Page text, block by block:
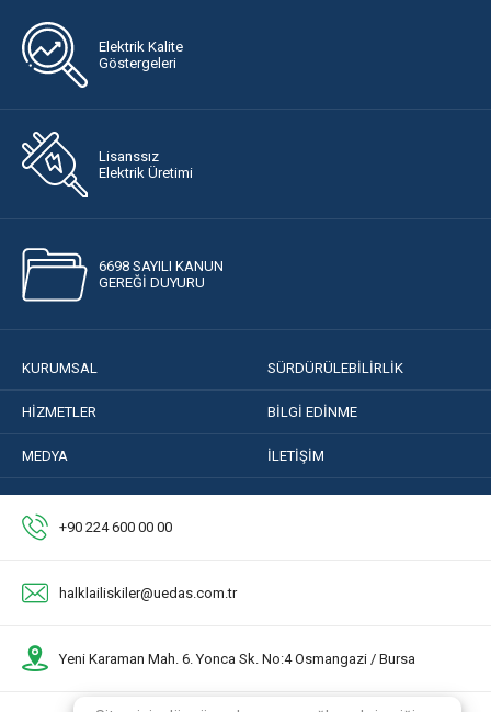
Elektrik Kalite
Göstergeleri
Lisanssız
Elektrik Üretimi
6698 SAYILI KANUN
GEREĞİ DUYURU
KURUMSAL SÜRDÜRÜLEBİLİRLİK
HİZMETLER BİLGİ EDİNME
MEDYA İLETİŞİM
+90 224 600 00 00
halklailiskiler@uedas.com.tr
Yeni Karaman Mah. 6. Yonca Sk. No:4 Osmangazi / Bursa